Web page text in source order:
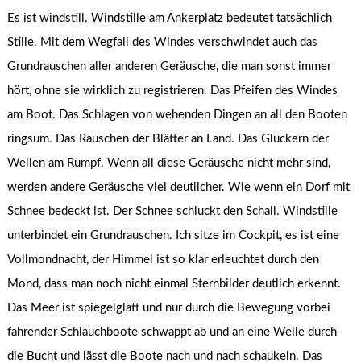
Es ist windstill. Windstille am Ankerplatz bedeutet tatsächlich
Stille. Mit dem Wegfall des Windes verschwindet auch das
Grundrauschen aller anderen Geräusche, die man sonst immer
hört, ohne sie wirklich zu registrieren. Das Pfeifen des Windes
am Boot. Das Schlagen von wehenden Dingen an all den Booten
ringsum. Das Rauschen der Blätter an Land. Das Gluckern der
Wellen am Rumpf. Wenn all diese Geräusche nicht mehr sind,
werden andere Geräusche viel deutlicher. Wie wenn ein Dorf mit
Schnee bedeckt ist. Der Schnee schluckt den Schall. Windstille
unterbindet ein Grundrauschen. Ich sitze im Cockpit, es ist eine
Vollmondnacht, der Himmel ist so klar erleuchtet durch den
Mond, dass man noch nicht einmal Sternbilder deutlich erkennt.
Das Meer ist spiegelglatt und nur durch die Bewegung vorbei
fahrender Schlauchboote schwappt ab und an eine Welle durch
die Bucht und lässt die Boote nach und nach schaukeln. Das